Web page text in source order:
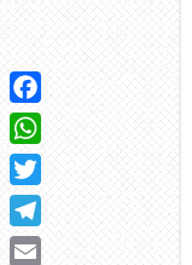
Facebook
WhatsApp
Twitter
Telegram